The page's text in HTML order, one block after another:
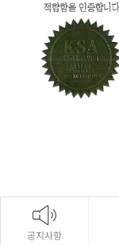
공지사항